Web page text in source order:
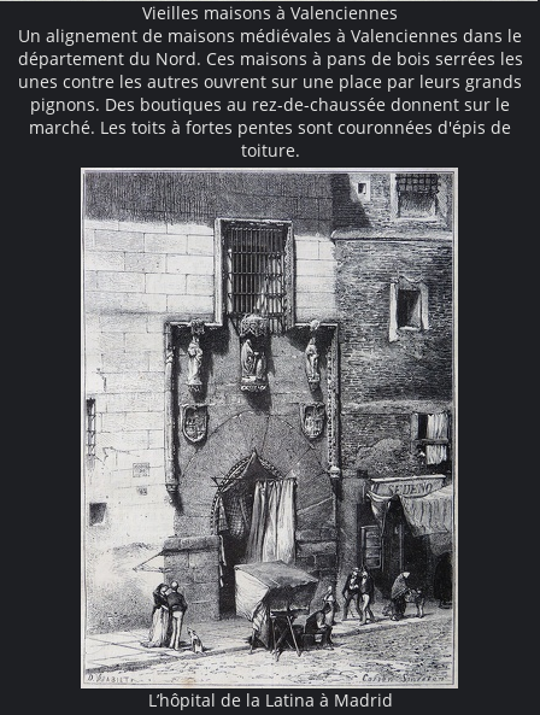
Vieilles maisons à Valenciennes
Un alignement de maisons médiévales à Valenciennes dans le
département du Nord. Ces maisons à pans de bois serrées les
unes contre les autres ouvrent sur une place par leurs grands
pignons. Des boutiques au rez-de-chaussée donnent sur le
marché. Les toits à fortes pentes sont couronnées d'épis de
toiture.
L’hôpital de la Latina à Madrid